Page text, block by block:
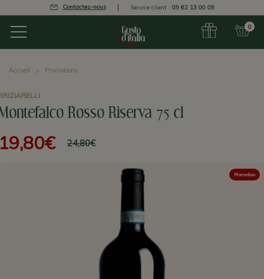
Contactez-nous Service client : 09 62 13 00 09
0
Accueil Promotions
Rosso Riserva 75 cl
24,80€
Promotion